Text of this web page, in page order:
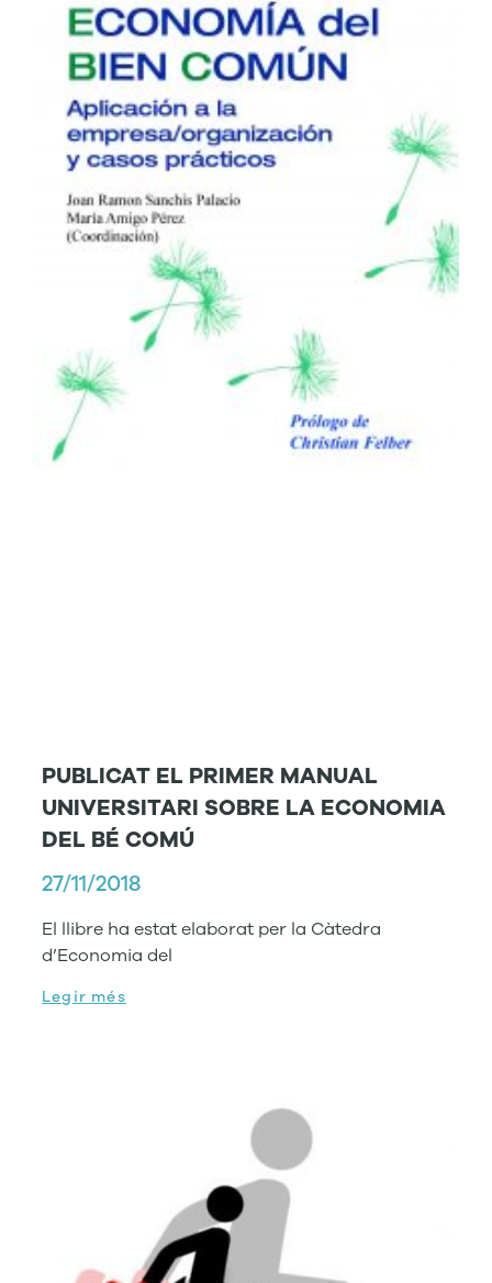
PUBLICAT EL PRIMER MANUAL
UNIVERSITARI SOBRE LA ECONOMIA
DEL BÉ COMÚ
27/11/2018
El llibre ha estat elaborat per la Càtedra
d’Economia del
Legir més